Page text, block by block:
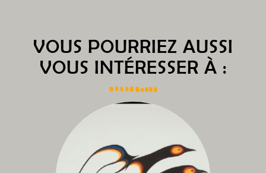
VOUS POURRIEZ AUSSI
VOUS INTÉRESSER À :